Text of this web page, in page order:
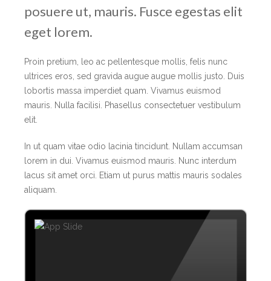
posuere ut, mauris. Fusce egestas elit
eget lorem.
Proin pretium, leo ac pellentesque mollis, felis nunc
ultrices eros, sed gravida augue augue mollis justo. Duis
lobortis massa imperdiet quam. Vivamus euismod
mauris. Nulla facilisi. Phasellus consectetuer vestibulum
elit.
In ut quam vitae odio lacinia tincidunt. Nullam accumsan
lorem in dui. Vivamus euismod mauris. Nunc interdum
lacus sit amet orci. Etiam ut purus mattis mauris sodales
aliquam.